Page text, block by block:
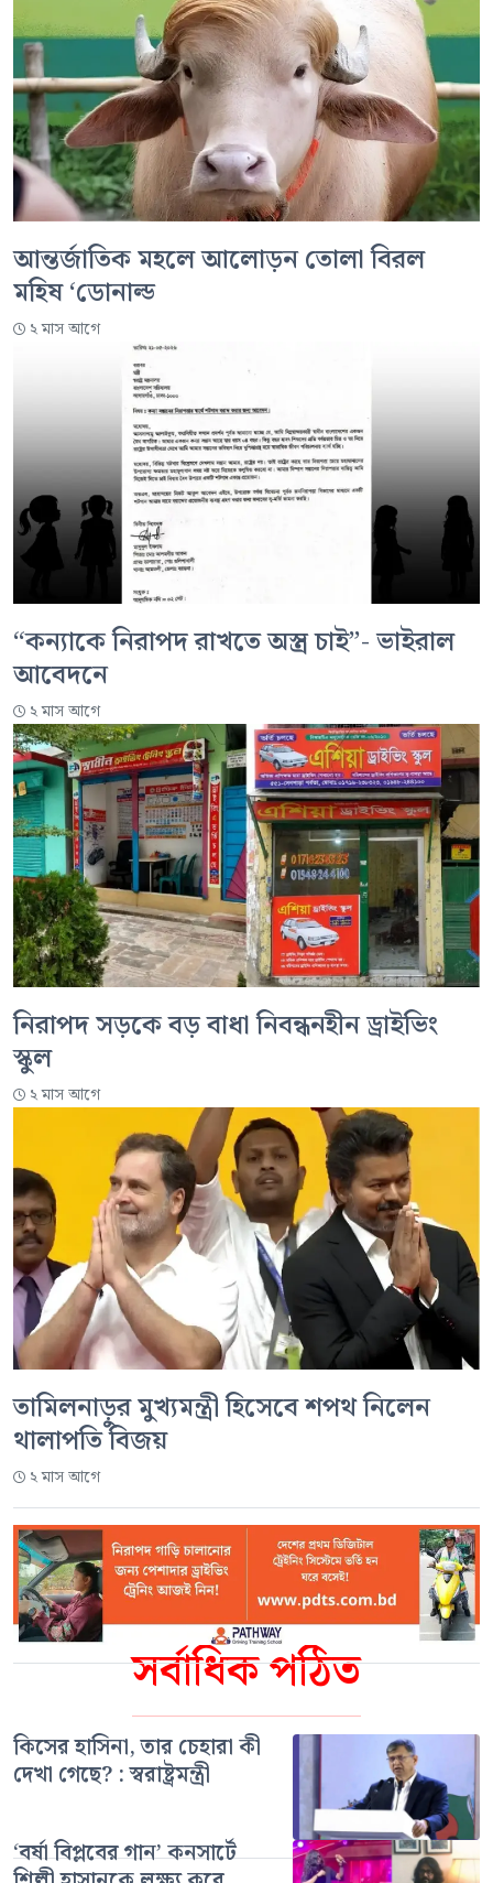
সর্বাধিক পঠিত
কিসের হাসিনা, তার চেহারা কী
দেখা গেছে? : স্বরাষ্ট্রমন্ত্রী
‘বর্ষা বিপ্লবের গান’ কনসার্টে
আন্তর্জাতিক মহলে আলোড়ন তোলা বিরল
মহিষ ‘ডোনাল্ড
২ মাস আগে
“কন্যাকে নিরাপদ রাখতে অস্ত্র চাই”- ভাইরাল
আবেদনে
২ মাস আগে
নিরাপদ সড়কে বড় বাধা নিবন্ধনহীন ড্রাইভিং
স্কুল
২ মাস আগে
তামিলনাড়ুর মুখ্যমন্ত্রী হিসেবে শপথ নিলেন
থালাপতি বিজয়
২ মাস আগে